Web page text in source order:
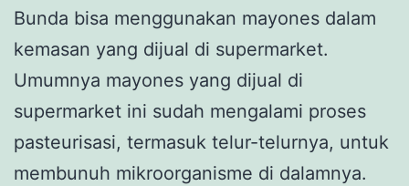
Bunda bisa menggunakan mayones dalam
kemasan yang dijual di supermarket.
Umumnya mayones yang dijual di
supermarket ini sudah mengalami proses
pasteurisasi, termasuk telur-telurnya, untuk
membunuh mikroorganisme di dalamnya.